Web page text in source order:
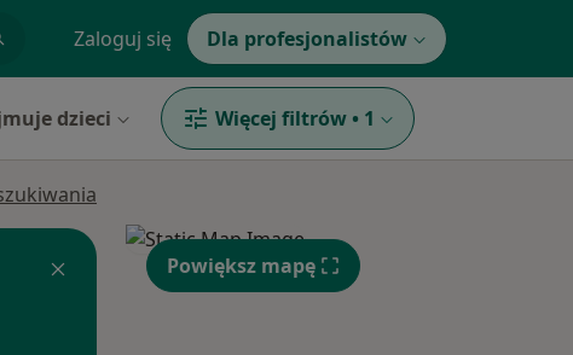
Zaloguj się Dla profesjonalistów
dzieci Więcej filtrów • 1
Powiększ mapę